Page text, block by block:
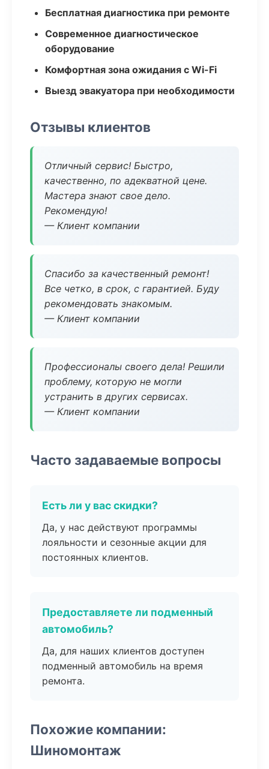
Бесплатная диагностика при ремонте
Современное диагностическое
оборудование
Комфортная зона ожидания с Wi-Fi
Выезд эвакуатора при необходимости
Отзывы клиентов
Отличный сервис! Быстро,
качественно, по адекватной цене.
Мастера знают свое дело.
Рекомендую!
— Клиент компании
Спасибо за качественный ремонт!
Все четко, в срок, с гарантией. Буду
рекомендовать знакомым.
— Клиент компании
Профессионалы своего дела! Решили
проблему, которую не могли
устранить в других сервисах.
— Клиент компании
Часто задаваемые вопросы
Есть ли у вас скидки?
Да, у нас действуют программы
лояльности и сезонные акции для
постоянных клиентов.
Предоставляете ли подменный
автомобиль?
Да, для наших клиентов доступен
подменный автомобиль на время
ремонта.
Похожие компании:
Шиномонтаж